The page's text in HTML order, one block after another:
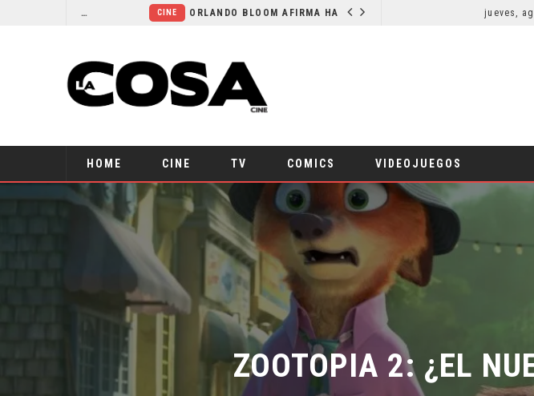
ORLANDO BLOOM AFIRMA HABER RECHAZADO SER BATMAN jueves,
HOME CINE TV COMICS VIDEOJUEGOS
ZOOTOPIA 2: ¿EL